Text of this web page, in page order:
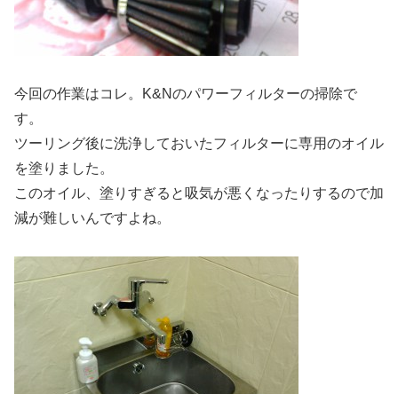
今回の作業はコレ。K&Nのパワーフィルターの掃除で
す。
ツーリング後に洗浄しておいたフィルターに専用のオイル
を塗りました。
このオイル、塗りすぎると吸気が悪くなったりするので加
減が難しいんですよね。